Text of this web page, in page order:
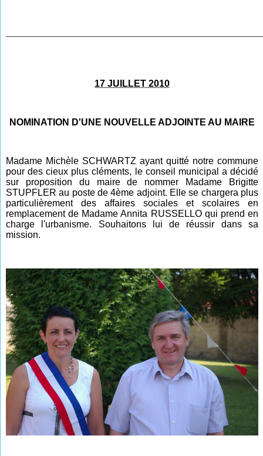
17 JUILLET 2010
NOMINATION D'UNE NOUVELLE ADJOINTE AU MAIRE
Madame Michèle SCHWARTZ ayant quitté notre commune
pour des cieux plus cléments, le conseil municipal a décidé
sur proposition du maire de nommer Madame Brigitte
STUPFLER au poste de 4ème adjoint. Elle se chargera plus
particulièrement des affaires sociales et scolaires en
remplacement de Madame Annita RUSSELLO qui prend en
charge l'urbanisme. Souhaitons lui de réussir dans sa
mission.